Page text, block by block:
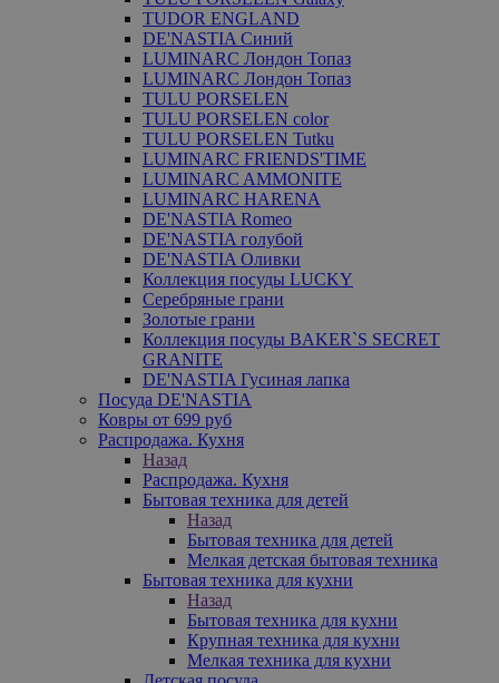
TUDOR ENGLAND
DE'NASTIA Синий
LUMINARC Лондон Топаз
LUMINARC Лондон Топаз
TULU PORSELEN
TULU PORSELEN color
TULU PORSELEN Tutku
LUMINARC FRIENDS'TIME
LUMINARC AMMONITE
LUMINARC HARENA
DE'NASTIA Romeo
DE'NASTIA голубой
DE'NASTIA Оливки
Коллекция посуды LUCKY
Серебряные грани
Золотые грани
Коллекция посуды BAKER`S SECRET
GRANITE
DE'NASTIA Гусиная лапка
Посуда DE'NASTIA
Ковры от 699 руб
Распродажа. Кухня
Назад
Распродажа. Кухня
Бытовая техника для детей
Назад
Бытовая техника для детей
Мелкая детская бытовая техника
Бытовая техника для кухни
Назад
Бытовая техника для кухни
Крупная техника для кухни
Мелкая техника для кухни